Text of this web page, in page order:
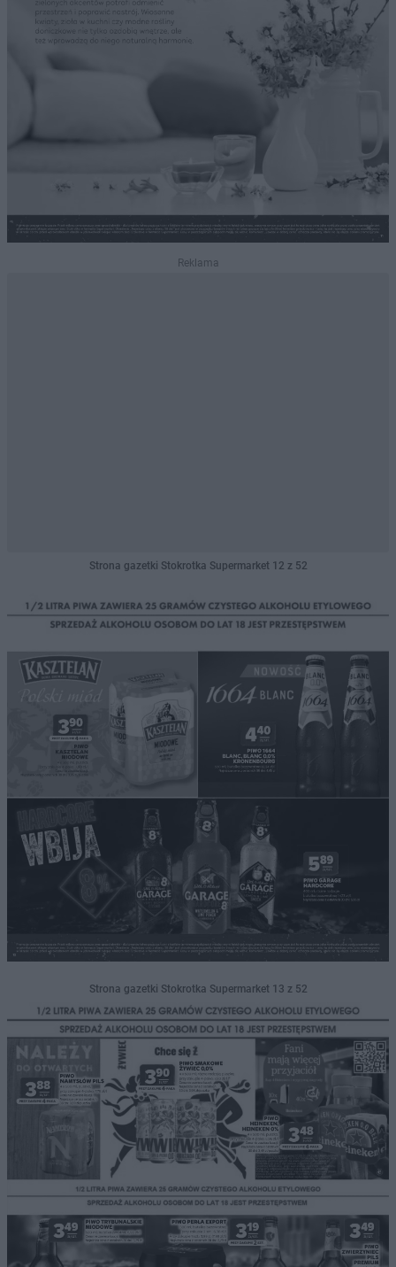
Reklama
Strona gazetki Stokrotka Supermarket 12 z 52
Strona gazetki Stokrotka Supermarket 13 z 52